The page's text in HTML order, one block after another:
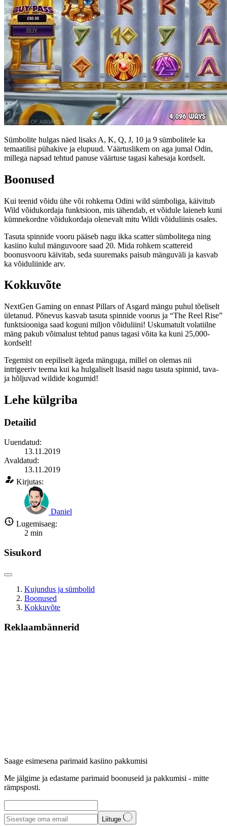
Sümbolite hulgas näed lisaks A, K, Q, J, 10 ja 9 sümbolitele ka
temaatilisi pühakive ja elupuud. Väärtuslikem on aga jumal Odin,
millega napsad tehtud panuse väärtuse tagasi kahesaja kordselt.
Boonused
Kui teenid võidu ühe või rohkema Odini wild sümboliga, käivitub
Wild võidukordaja funktsioon, mis tähendab, et võidule laieneb kuni
kümnekordne võidukordaja olenevalt mitu Wildi võiduliinis osales.
Tasuta spinnide vooru pääseb nagu ikka scatter sümbolitega ning
kasiino kulul mänguvoore saad 20. Mida rohkem scattereid
boonusvooru käivitab, seda suuremaks paisub mänguväli ja kasvab
ka võiduliinide arv.
Kokkuvõte
NextGen Gaming on ennast Pillars of Asgard mängu puhul tõeliselt
ületanud. Põnevus kasvab tasuta spinnide voorus ja “The Reel Rise”
funktsiooniga saad koguni miljon võiduliini! Uskumatult volatiilne
mäng pakub võimalust tehtud panus tagasi võita ka kuni 25,000-
kordselt!
Tegemist on eepiliselt ägeda mänguga, millel on olemas nii
intrigeeriv teema kui ka hulgaliselt lisasid nagu tasuta spinnid, tava-
ja hõljuvad wildide kogumid!
Lehe külgriba
Detailid
Uuendatud:
13.11.2019
Avaldatud:
13.11.2019
Kirjutas:
Daniel
Lugemisaeg:
2 min
Sisukord
Kujundus ja sümbolid
Boonused
Kokkuvõte
Reklaambännerid
Saage esimesena parimaid kasiino pakkumisi
Me jälgime ja edastame parimaid boonuseid ja pakkumisi - mitte
rämpsposti.
Liituge